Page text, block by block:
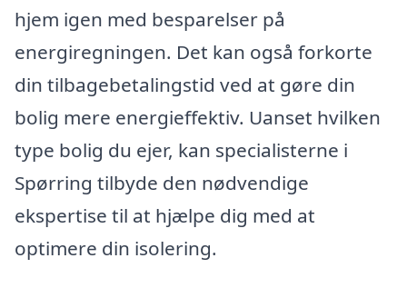
hjem igen med besparelser på
energiregningen. Det kan også forkorte
din tilbagebetalingstid ved at gøre din
bolig mere energieffektiv. Uanset hvilken
type bolig du ejer, kan specialisterne i
Spørring tilbyde den nødvendige
ekspertise til at hjælpe dig med at
optimere din isolering.